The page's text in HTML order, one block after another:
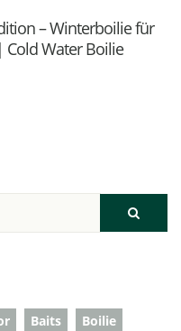
– Winterboilie für
Cold Water Boilie
Baits
Boilie